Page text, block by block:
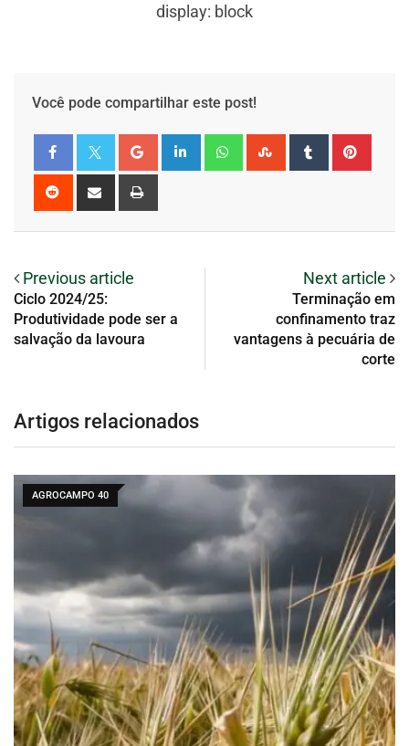
display: block
Você pode compartilhar este post!
Previous article
Ciclo 2024/25:
Produtividade pode ser a
salvação da lavoura
Next article
Terminação em
confinamento traz
vantagens à pecuária de
corte
Artigos relacionados
AGROCAMPO 40